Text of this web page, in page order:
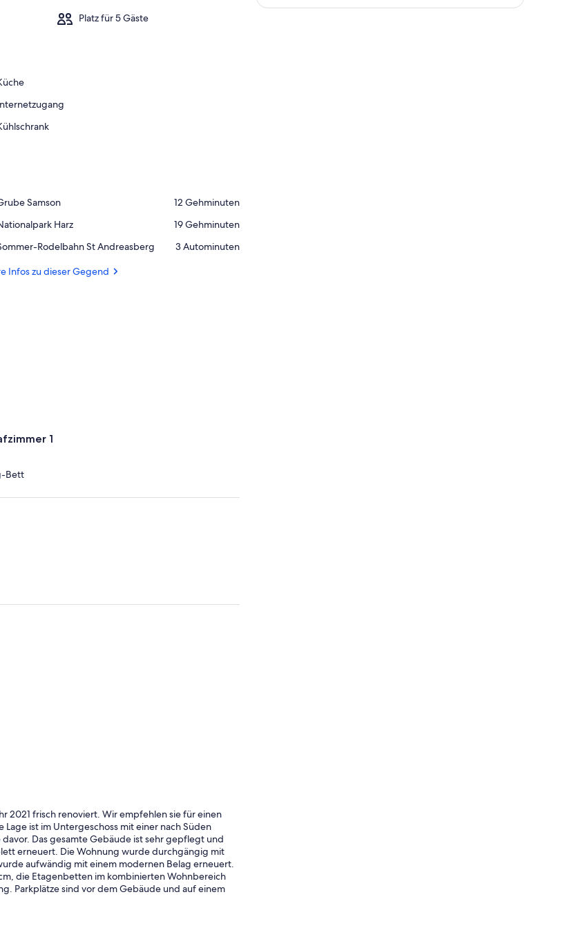
Platz für 5 Gäste
Samson
‪12 Gehminuten‬
Harz
‪19 Gehminuten‬
Rodelbahn St Andreasberg
‪3 Autominuten‬
Infos zu dieser Gegend
1
Bett
2021 frisch renoviert. Wir empfehlen sie für einen
ist im Untergeschoss mit einer nach Süden
Das gesamte Gebäude ist sehr gepflegt und
erneuert. Die Wohnung wurde durchgängig mit
aufwändig mit einem modernen Belag erneuert.
die Etagenbetten im kombinierten Wohnbereich
Parkplätze sind vor dem Gebäude und auf einem